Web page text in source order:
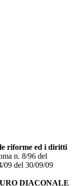
riforme ed i diritti
n. 8/96 del
09 del 30/09/09
DIACONALE